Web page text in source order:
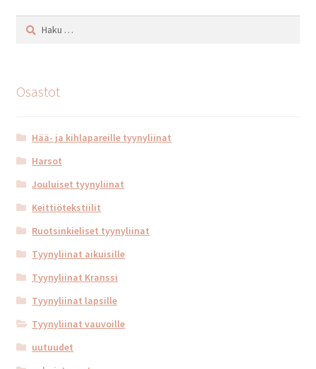
Haku:
Osastot
Hää- ja kihlapareille tyynyliinat
Harsot
Jouluiset tyynyliinat
Keittiötekstiilit
Ruotsinkieliset tyynyliinat
Tyynyliinat aikuisille
Tyynyliinat Kranssi
Tyynyliinat lapsille
Tyynyliinat vauvoille
uutuudet